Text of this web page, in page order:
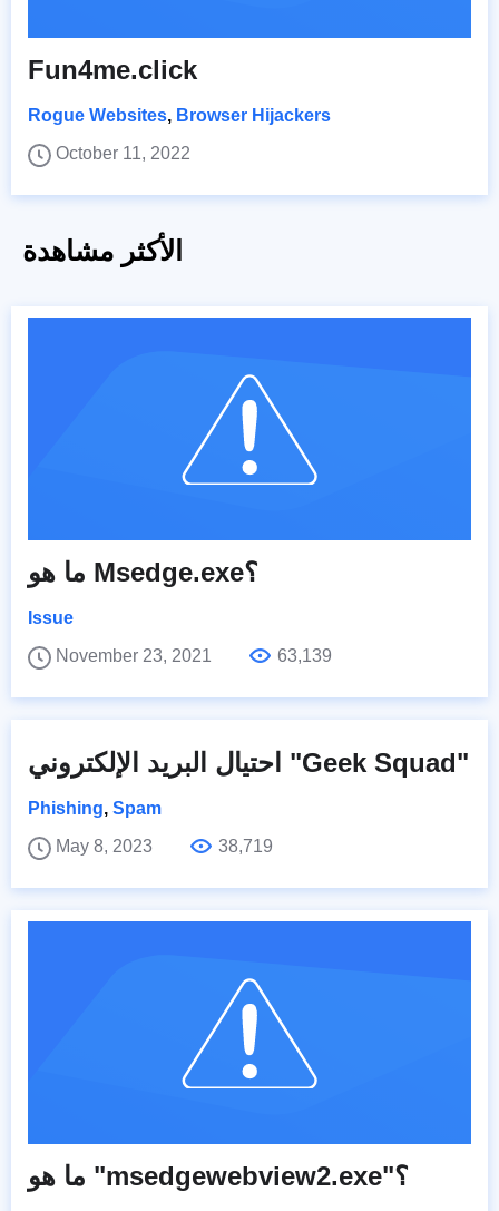
Fun4me.click
Rogue Websites, Browser Hijackers
October 11, 2022
الأكثر مشاهدة
ما هو Msedge.exe؟
Issue
November 23, 2021
63,139
احتيال البريد الإلكتروني "Geek Squad"
Phishing, Spam
May 8, 2023
38,719
ما هو "msedgewebview2.exe"؟